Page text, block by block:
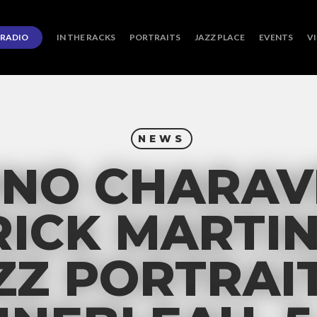
RADIO IN THE RACKS PORTRAITS JAZZ PLACE EVENTS
NEWS